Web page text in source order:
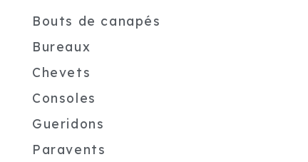
Bouts de canapés
Bureaux
Chevets
Consoles
Gueridons
Paravents